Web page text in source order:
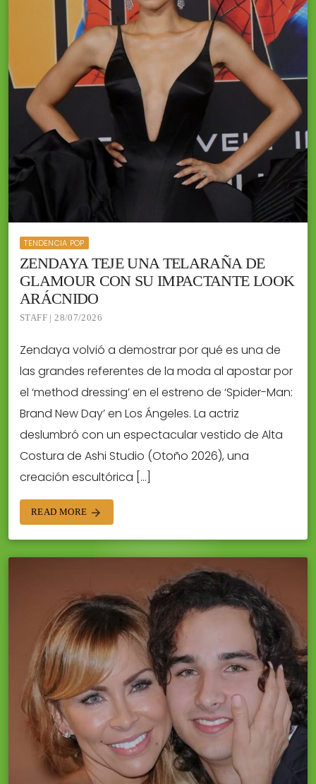
TENDENCIA POP
ZENDAYA TEJE UNA TELARAÑA DE
GLAMOUR CON SU IMPACTANTE LOOK
ARÁCNIDO
STAFF | 28/07/2026
Zendaya volvió a demostrar por qué es una de
las grandes referentes de la moda al apostar por
el ‘method dressing’ en el estreno de ‘Spider-Man:
Brand New Day’ en Los Ángeles. La actriz
deslumbró con un espectacular vestido de Alta
Costura de Ashi Studio (Otoño 2026), una
creación escultórica […]
READ MORE arrow_forward